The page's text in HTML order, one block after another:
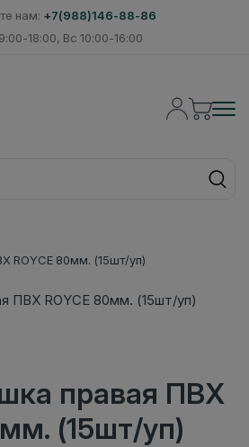
нам: +7(988)146-88-86
18:00, Вс 10:00-16:00
ROYCE 80мм. (15шт/уп)
правая ПВХ
(15шт/уп)